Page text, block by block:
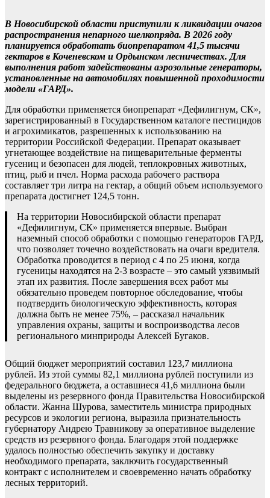
В Новосибирской области приступили к ликвидации очагов
распространения непарного шелкопряда. В 2026 году
планируется обработать биопрепаратом 41,5 тысячи
гектаров в Коченевском и Ордынском лесничествах. Для
выполнения работ задействованы аэрозольные генераторы,
установленные на автомобилях повышенной проходимости
модели «ГАРД».
Для обработки применяется биопрепарат «Дефилигнум, СК»,
зарегистрированный в Государственном каталоге пестицидов
и агрохимикатов, разрешенных к использованию на
территории Российской Федерации. Препарат оказывает
угнетающее воздействие на пищеварительные ферменты
гусениц и безопасен для людей, теплокровных животных,
птиц, рыб и пчел. Норма расхода рабочего раствора
составляет три литра на гектар, а общий объем используемого
препарата достигнет 124,5 тонн.
На территории Новосибирской области препарат
«Дефилигнум, СК» применяется впервые. Выбран
наземный способ обработки с помощью генераторов ГАРД,
что позволяет точечно воздействовать на очаги вредителя.
Обработка проводится в период с 4 по 25 июня, когда
гусеницы находятся на 2-3 возрасте – это самый уязвимый
этап их развития. После завершения всех работ мы
обязательно проведем повторное обследование, чтобы
подтвердить биологическую эффективность, которая
должна быть не менее 75%, – рассказал начальник
управления охраны, защиты и воспроизводства лесов
регионального минприроды Алексей Бугаков.
Общий бюджет мероприятий составил 123,7 миллиона
рублей. Из этой суммы 82,1 миллиона рублей поступили из
федерального бюджета, а оставшиеся 41,6 миллиона были
выделены из резервного фонда Правительства Новосибирской
области. Жанна Шурова, заместитель министра природных
ресурсов и экологии региона, выразила признательность
губернатору Андрею Травникову за оперативное выделение
средств из резервного фонда. Благодаря этой поддержке
удалось полностью обеспечить закупку и доставку
необходимого препарата, заключить государственный
контракт с исполнителем и своевременно начать обработку
лесных территорий.